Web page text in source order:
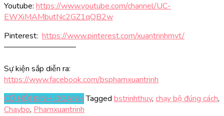
Youtube: https://www.youtube.com/channel/UC-
EWXiMAMbutNc2GZ1qQB2w
Pinterest: https://www.pinterest.com/xuantrinhmvt/
—————————
Sự kiện sắp diễn ra:
https://www.facebook.com/bsphamxuantrinh
CƠ HỘI KINH DOANH Tagged bstrinhthuy, chạy bộ đúng cách,
Chaybo, Phamxuantrinh